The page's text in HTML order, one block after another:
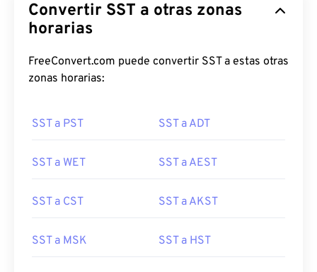
Convertir SST a otras zonas
horarias
FreeConvert.com puede convertir SST a estas otras
zonas horarias:
SST a PST SST a ADT
SST a WET SST a AEST
SST a CST SST a AKST
SST a MSK SST a HST